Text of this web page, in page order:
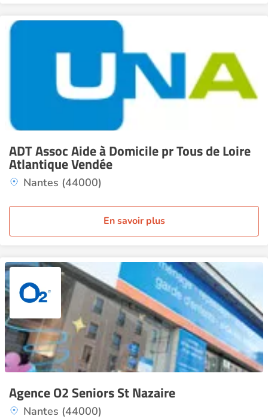
ADT Assoc Aide à Domicile pr Tous de Loire
Atlantique Vendée
Nantes (44000)
En savoir plus
Agence O2 Seniors St Nazaire
Nantes (44000)